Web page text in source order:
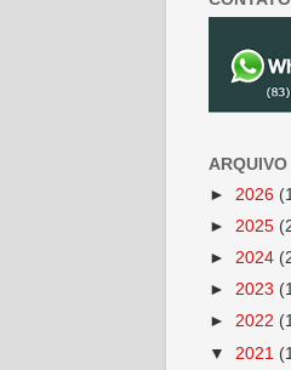
► 2026
► 2025
► 2024
► 2023
► 2022
▼ 2021